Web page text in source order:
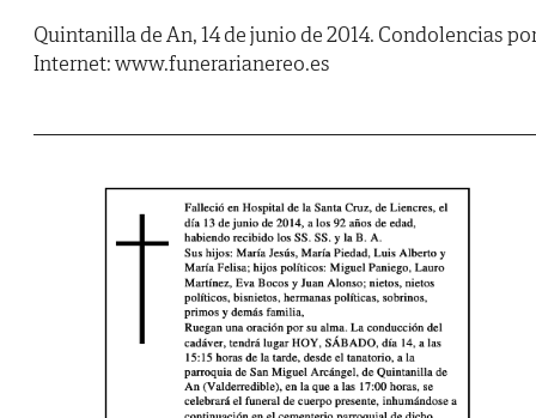
Quintanilla de An, 14 de junio de 2014. Condolencias
Internet: www.funerarianereo.es